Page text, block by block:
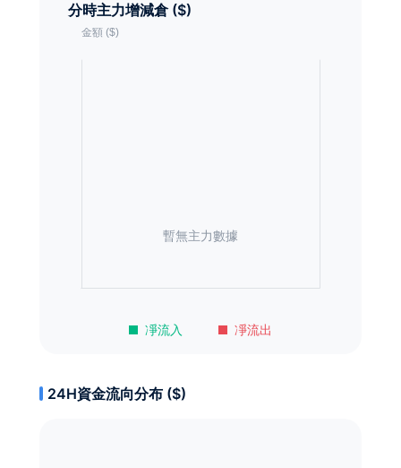
分時主力增減倉 ($)
凈流入 凈流出
暫無主力數據
24H資金流向分布 ($)